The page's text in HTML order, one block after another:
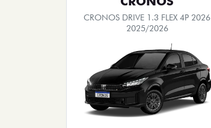
CRONOS DRIVE 1.3 FLEX 4P 2026
2025/2026